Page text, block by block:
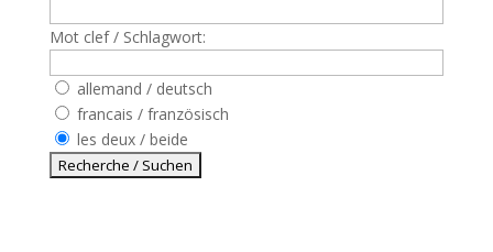
Mot clef / Schlagwort:
allemand / deutsch
francais / französisch
les deux / beide